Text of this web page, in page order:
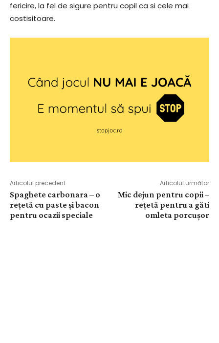
fericire, la fel de sigure pentru copil ca si cele mai
costisitoare.
Articolul precedent
Spaghete carbonara – o
rețetă cu paste și bacon
pentru ocazii speciale
Articolul următor
Mic dejun pentru copii –
rețetă pentru a găti
omleta porcușor